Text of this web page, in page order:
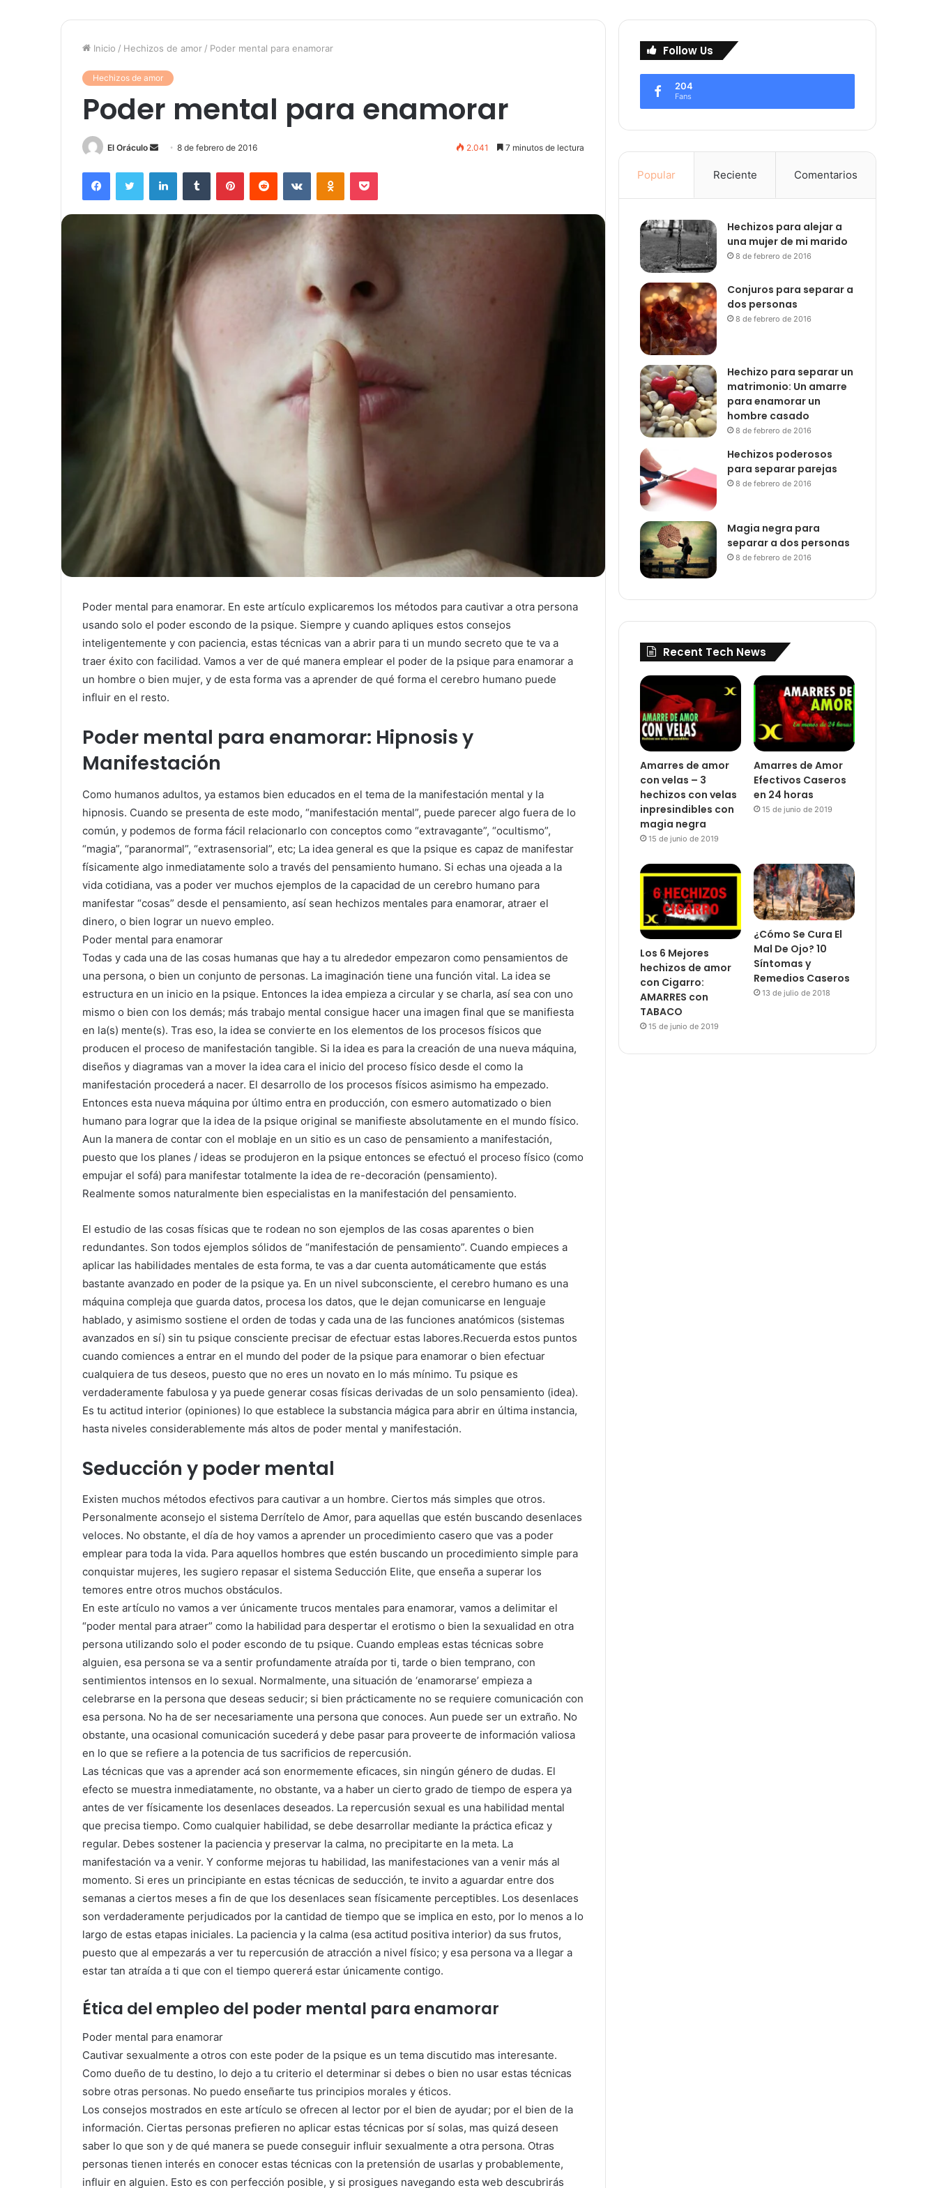
Inicio / Hechizos de amor / Poder mental para enamorar
Hechizos de amor
Poder mental para enamorar
El Oráculo
Send
email
8 de febrero de 2016 2.041 7 minutos de lectura
FacebookTwitter LinkedInTumblr PinterestReddit VKontakteOdnoklassniki
Pocket
Poder mental para enamorar. En este artículo explicaremos los métodos para cautivar a otra persona
usando solo el poder escondo de la psique. Siempre y cuando apliques estos consejos
inteligentemente y con paciencia, estas técnicas van a abrir para ti un mundo secreto que te va a
traer éxito con facilidad. Vamos a ver de qué manera emplear el poder de la psique para enamorar a
un hombre o bien mujer, y de esta forma vas a aprender de qué forma el cerebro humano puede
influir en el resto.
Poder mental para enamorar: Hipnosis y
Manifestación
Como humanos adultos, ya estamos bien educados en el tema de la manifestación mental y la
hipnosis. Cuando se presenta de este modo, “manifestación mental”, puede parecer algo fuera de lo
común, y podemos de forma fácil relacionarlo con conceptos como “extravagante”, “ocultismo”,
“magia”, “paranormal”, “extrasensorial”, etc; La idea general es que la psique es capaz de manifestar
físicamente algo inmediatamente solo a través del pensamiento humano. Si echas una ojeada a la
vida cotidiana, vas a poder ver muchos ejemplos de la capacidad de un cerebro humano para
manifestar “cosas” desde el pensamiento, así sean hechizos mentales para enamorar, atraer el
dinero, o bien lograr un nuevo empleo.
Poder mental para enamorar
Todas y cada una de las cosas humanas que hay a tu alrededor empezaron como pensamientos de
una persona, o bien un conjunto de personas. La imaginación tiene una función vital. La idea se
estructura en un inicio en la psique. Entonces la idea empieza a circular y se charla, así sea con uno
mismo o bien con los demás; más trabajo mental consigue hacer una imagen final que se manifiesta
en la(s) mente(s). Tras eso, la idea se convierte en los elementos de los procesos físicos que
producen el proceso de manifestación tangible. Si la idea es para la creación de una nueva máquina,
diseños y diagramas van a mover la idea cara el inicio del proceso físico desde el como la
manifestación procederá a nacer. El desarrollo de los procesos físicos asimismo ha empezado.
Entonces esta nueva máquina por último entra en producción, con esmero automatizado o bien
humano para lograr que la idea de la psique original se manifieste absolutamente en el mundo físico.
Aun la manera de contar con el moblaje en un sitio es un caso de pensamiento a manifestación,
puesto que los planes / ideas se produjeron en la psique entonces se efectuó el proceso físico (como
empujar el sofá) para manifestar totalmente la idea de re-decoración (pensamiento).
Realmente somos naturalmente bien especialistas en la manifestación del pensamiento.
El estudio de las cosas físicas que te rodean no son ejemplos de las cosas aparentes o bien
redundantes. Son todos ejemplos sólidos de “manifestación de pensamiento”. Cuando empieces a
aplicar las habilidades mentales de esta forma, te vas a dar cuenta automáticamente que estás
bastante avanzado en poder de la psique ya. En un nivel subconsciente, el cerebro humano es una
máquina compleja que guarda datos, procesa los datos, que le dejan comunicarse en lenguaje
hablado, y asimismo sostiene el orden de todas y cada una de las funciones anatómicos (sistemas
avanzados en sí) sin tu psique consciente precisar de efectuar estas labores.Recuerda estos puntos
cuando comiences a entrar en el mundo del poder de la psique para enamorar o bien efectuar
cualquiera de tus deseos, puesto que no eres un novato en lo más mínimo. Tu psique es
verdaderamente fabulosa y ya puede generar cosas físicas derivadas de un solo pensamiento (idea).
Es tu actitud interior (opiniones) lo que establece la substancia mágica para abrir en última instancia,
hasta niveles considerablemente más altos de poder mental y manifestación.
Seducción y poder mental
Existen muchos métodos efectivos para cautivar a un hombre. Ciertos más simples que otros.
Personalmente aconsejo el sistema Derrítelo de Amor, para aquellas que estén buscando desenlaces
veloces. No obstante, el día de hoy vamos a aprender un procedimiento casero que vas a poder
emplear para toda la vida. Para aquellos hombres que estén buscando un procedimiento simple para
conquistar mujeres, les sugiero repasar el sistema Seducción Elite, que enseña a superar los
temores entre otros muchos obstáculos.
En este artículo no vamos a ver únicamente trucos mentales para enamorar, vamos a delimitar el
“poder mental para atraer” como la habilidad para despertar el erotismo o bien la sexualidad en otra
persona utilizando solo el poder escondo de tu psique. Cuando empleas estas técnicas sobre
alguien, esa persona se va a sentir profundamente atraída por ti, tarde o bien temprano, con
sentimientos intensos en lo sexual. Normalmente, una situación de ‘enamorarse’ empieza a
celebrarse en la persona que deseas seducir; si bien prácticamente no se requiere comunicación con
esa persona. No ha de ser necesariamente una persona que conoces. Aun puede ser un extraño. No
obstante, una ocasional comunicación sucederá y debe pasar para proveerte de información valiosa
en lo que se refiere a la potencia de tus sacrificios de repercusión.
Las técnicas que vas a aprender acá son enormemente eficaces, sin ningún género de dudas. El
efecto se muestra inmediatamente, no obstante, va a haber un cierto grado de tiempo de espera ya
antes de ver físicamente los desenlaces deseados. La repercusión sexual es una habilidad mental
que precisa tiempo. Como cualquier habilidad, se debe desarrollar mediante la práctica eficaz y
regular. Debes sostener la paciencia y preservar la calma, no precipitarte en la meta. La
manifestación va a venir. Y conforme mejoras tu habilidad, las manifestaciones van a venir más al
momento. Si eres un principiante en estas técnicas de seducción, te invito a aguardar entre dos
semanas a ciertos meses a fin de que los desenlaces sean físicamente perceptibles. Los desenlaces
son verdaderamente perjudicados por la cantidad de tiempo que se implica en esto, por lo menos a lo
largo de estas etapas iniciales. La paciencia y la calma (esa actitud positiva interior) da sus frutos,
puesto que al empezarás a ver tu repercusión de atracción a nivel físico; y esa persona va a llegar a
estar tan atraída a ti que con el tiempo quererá estar únicamente contigo.
Ética del empleo del poder mental para enamorar
Poder mental para enamorar
Cautivar sexualmente a otros con este poder de la psique es un tema discutido mas interesante.
Como dueño de tu destino, lo dejo a tu criterio el determinar si debes o bien no usar estas técnicas
sobre otras personas. No puedo enseñarte tus principios morales y éticos.
Los consejos mostrados en este artículo se ofrecen al lector por el bien de ayudar; por el bien de la
información. Ciertas personas prefieren no aplicar estas técnicas por sí solas, mas quizá deseen
saber lo que son y de qué manera se puede conseguir influir sexualmente a otra persona. Otras
personas tienen interés en conocer estas técnicas con la pretensión de usarlas y probablemente,
influir en alguien. Esto es con perfección posible, y si prosigues navegando esta web descubrirás
Follow Us
204
Fans
Popular Reciente Comentarios
Hechizos para alejar a
una mujer de mi marido
8 de febrero de 2016
Conjuros para separar a
dos personas
8 de febrero de 2016
Hechizo para separar un
matrimonio: Un amarre
para enamorar un
hombre casado
8 de febrero de 2016
Hechizos poderosos
para separar parejas
8 de febrero de 2016
Magia negra para
separar a dos personas
8 de febrero de 2016
Recent Tech News
Amarres de amor
con velas – 3
hechizos con velas
inpresindibles con
magia negra
15 de junio de 2019
Amarres de Amor
Efectivos Caseros
en 24 horas
15 de junio de 2019
Los 6 Mejores
hechizos de amor
con Cigarro:
AMARRES con
TABACO
15 de junio de 2019
¿Cómo Se Cura El
Mal De Ojo? 10
Síntomas y
Remedios Caseros
13 de julio de 2018